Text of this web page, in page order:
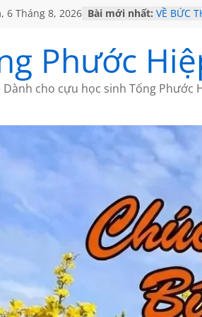
6 Tháng 8, 2026 Bài mới nhất: VỀ BỨC
MỘT ĐỜI
SÁCH
BẤT
CÀ PHÊ
Phước
Dành cho cựu học sinh Tống Phước